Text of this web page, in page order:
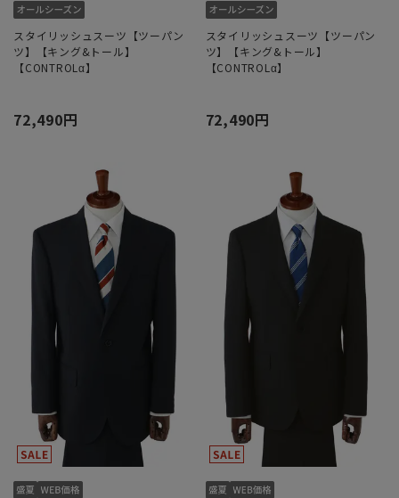
スタイリッシュスーツ【ツーパン
ツ】【キング&トール】
【CONTROLα】
72,490円
スタイリッシュスーツ【ツーパン
ツ】【キング&トール】
【CONTROLα】
72,490円